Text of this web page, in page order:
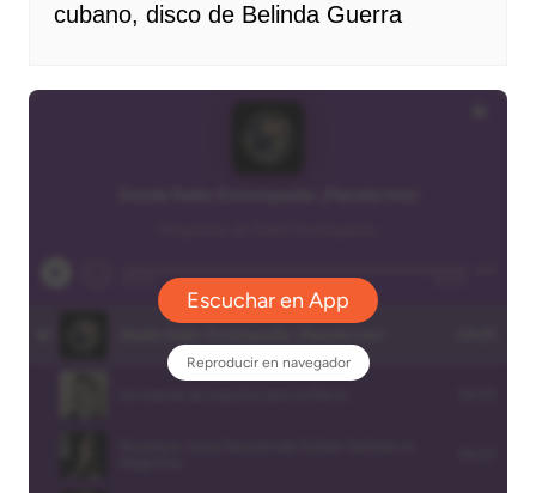
cubano, disco de Belinda Guerra